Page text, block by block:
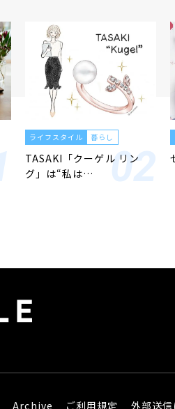
ライフスタイル 暮らし
TASAKI「クーゲル リン
グ」は“私は…
Archive ご利用規定 外部送信